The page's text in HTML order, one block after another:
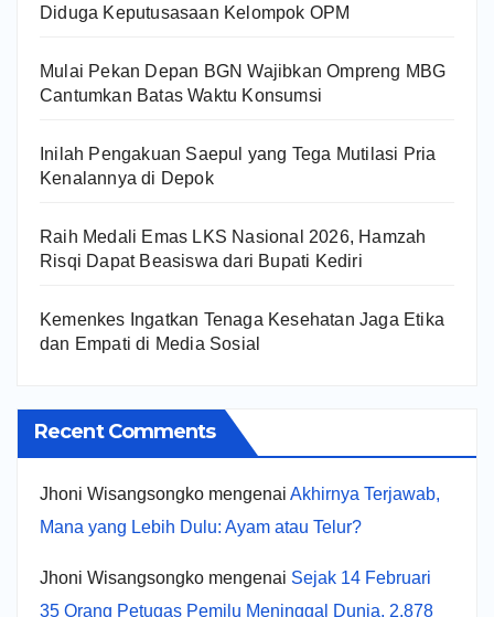
Diduga Keputusasaan Kelompok OPM
Mulai Pekan Depan BGN Wajibkan Ompreng MBG
Cantumkan Batas Waktu Konsumsi
Inilah Pengakuan Saepul yang Tega Mutilasi Pria
Kenalannya di Depok
Raih Medali Emas LKS Nasional 2026, Hamzah
Risqi Dapat Beasiswa dari Bupati Kediri
Kemenkes Ingatkan Tenaga Kesehatan Jaga Etika
dan Empati di Media Sosial
Recent Comments
Jhoni Wisangsongko mengenai Akhirnya Terjawab,
Mana yang Lebih Dulu: Ayam atau Telur?
Jhoni Wisangsongko mengenai Sejak 14 Februari
35 Orang Petugas Pemilu Meninggal Dunia, 2.878